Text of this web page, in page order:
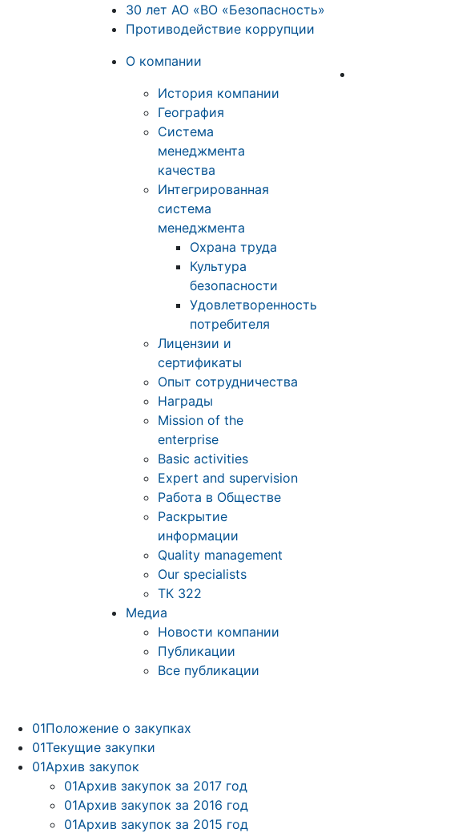
30 лет АО «ВО «Безопасность»
Противодействие коррупции
О компании
История компании
География
Система
менеджмента
качества
Интегрированная
система
менеджмента
Охрана труда
Культура
безопасности
Удовлетворенность
потребителя
Лицензии и
сертификаты
Опыт сотрудничества
Награды
Mission of the
enterprise
Basic activities
Expert and supervision
Работа в Обществе
Раскрытие
информации
Quality management
Our specialists
ТК 322
Медиа
Новости компании
Публикации
Все публикации
01Положение о закупках
01Текущие закупки
01Архив закупок
01Архив закупок за 2017 год
01Архив закупок за 2016 год
01Архив закупок за 2015 год